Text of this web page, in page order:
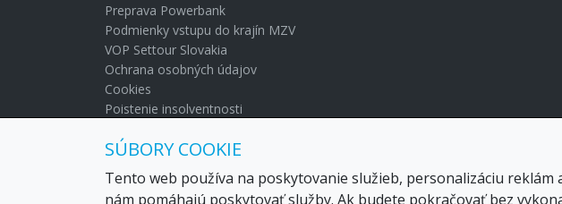
Preprava Powerbank
Podmienky vstupu do krajín MZV
VOP Settour Slovakia
Ochrana osobných údajov
Cookies
Poistenie insolventnosti
Kontakt
SÚBORY COOKIE
Tento web používa na poskytovanie služieb, personalizáciu
nám pomáhajú poskytovať služby. Ak budete pokračovať bez